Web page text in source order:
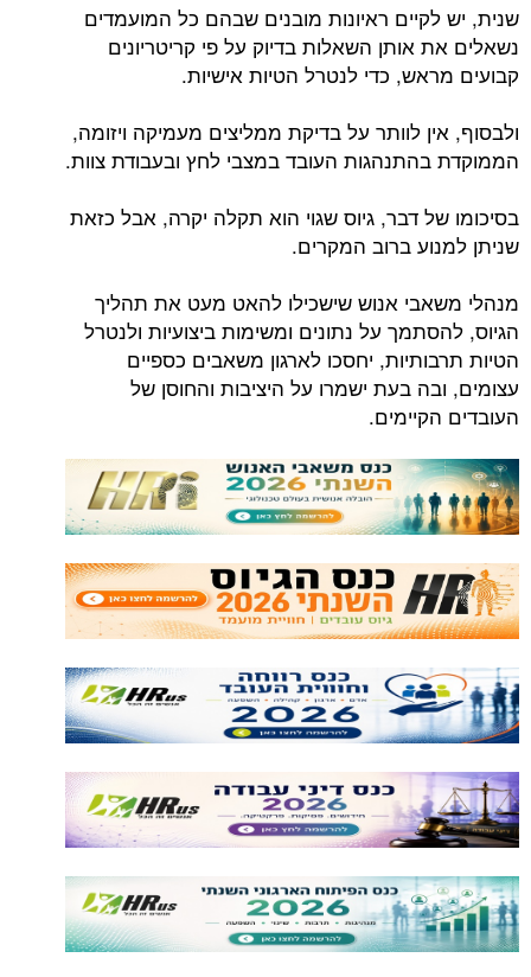
שנית, יש לקיים ראיונות מובנים שבהם כל המועמדים
נשאלים את אותן השאלות בדיוק על פי קריטריונים
קבועים מראש, כדי לנטרל הטיות אישיות.
ולבסוף, אין לוותר על בדיקת ממליצים מעמיקה ויזומה,
הממוקדת בהתנהגות העובד במצבי לחץ ובעבודת צוות.
בסיכומו של דבר, גיוס שגוי הוא תקלה יקרה, אבל כזאת
שניתן למנוע ברוב המקרים.
מנהלי משאבי אנוש שישכילו להאט מעט את תהליך
הגיוס, להסתמך על נתונים ומשימות ביצועיות ולנטרל
הטיות תרבותיות, יחסכו לארגון משאבים כספיים
עצומים, ובה בעת ישמרו על היציבות והחוסן של
העובדים הקיימים.